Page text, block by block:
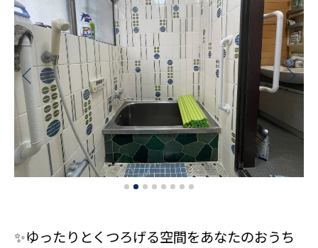
✨ゆったりとくつろげる空間をあなたのおうち